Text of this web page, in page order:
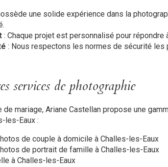
une solide expérience dans la
: Chaque projet est personnalisé pour
: Nous respectons les normes de sécurité
services de photographie
de mariage, Ariane Castellan propose une
les-Eaux :
de couple à domicile à Challes-les-Eaux
de portrait de famille à Challes-les-Eaux
à Challes-les-Eaux